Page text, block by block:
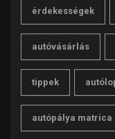
érdekességek
autóvásárlás
tippek
autópálya matrica